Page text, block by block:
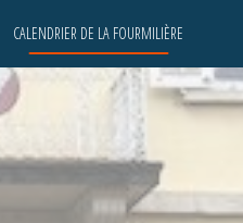
CALENDRIER DE LA FOURMILIÈRE